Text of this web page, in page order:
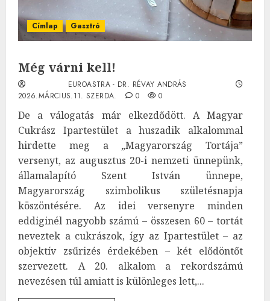
Címlap Gasztró
Még várni kell!
EUROASTRA - DR. RÉVAY ANDRÁS
2026.MÁRCIUS.11. SZERDA.
0 0
De a válogatás már elkezdődött. A Magyar
Cukrász Ipartestület a huszadik alkalommal
hirdette meg a „Magyarország Tortája”
versenyt, az augusztus 20-i nemzeti ünnepünk,
államalapító Szent István ünnepe,
Magyarország szimbolikus születésnapja
köszöntésére. Az idei versenyre minden
eddiginél nagyobb számú – összesen 60 – tortát
neveztek a cukrászok, így az Ipartestület – az
objektív zsűrizés érdekében – két elődöntőt
szervezett. A 20. alkalom a rekordszámú
nevezésen túl amiatt is különleges lett,...